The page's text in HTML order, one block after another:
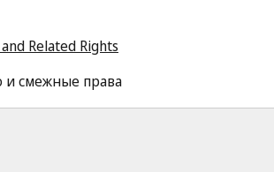
Related Rights
и смежные права